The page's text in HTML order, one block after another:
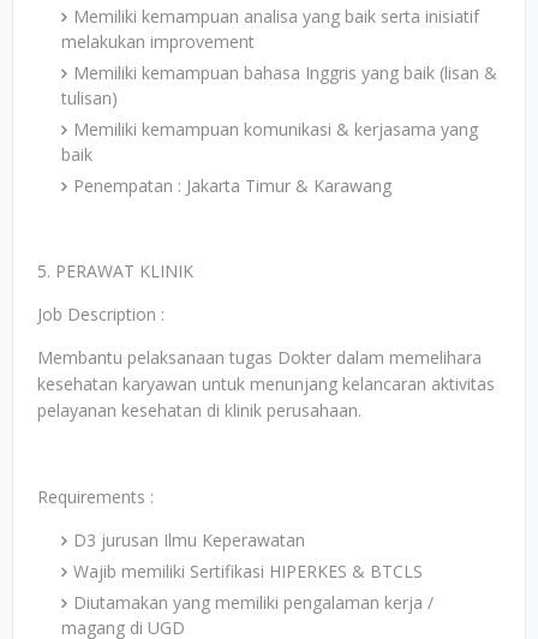
Memiliki kemampuan analisa yang baik serta inisiatif
melakukan improvement
Memiliki kemampuan bahasa Inggris yang baik (lisan &
tulisan)
Memiliki kemampuan komunikasi & kerjasama yang
baik
Penempatan : Jakarta Timur & Karawang
5. PERAWAT KLINIK
Job Description :
Membantu pelaksanaan tugas Dokter dalam memelihara
kesehatan karyawan untuk menunjang kelancaran aktivitas
pelayanan kesehatan di klinik perusahaan.
Requirements :
D3 jurusan Ilmu Keperawatan
Wajib memiliki Sertifikasi HIPERKES & BTCLS
Diutamakan yang memiliki pengalaman kerja /
magang di UGD